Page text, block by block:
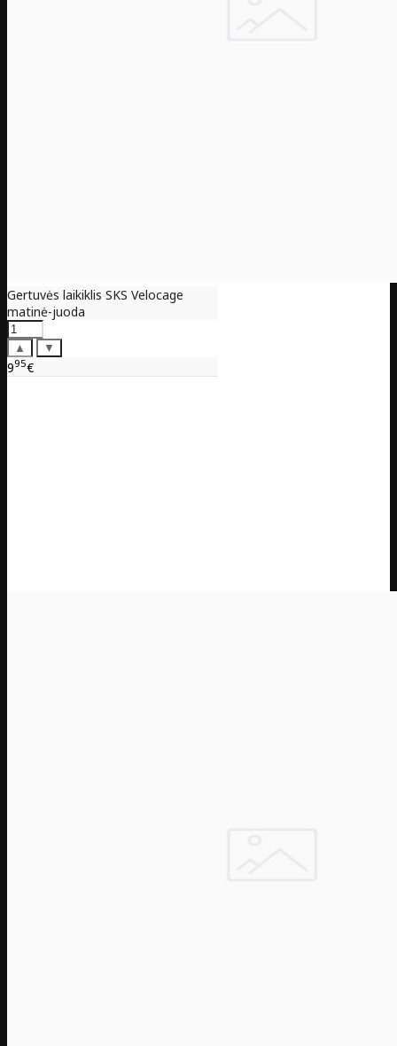
Gertuvės laikiklis SKS Velocage
matinė-juoda
▲ ▼
995€